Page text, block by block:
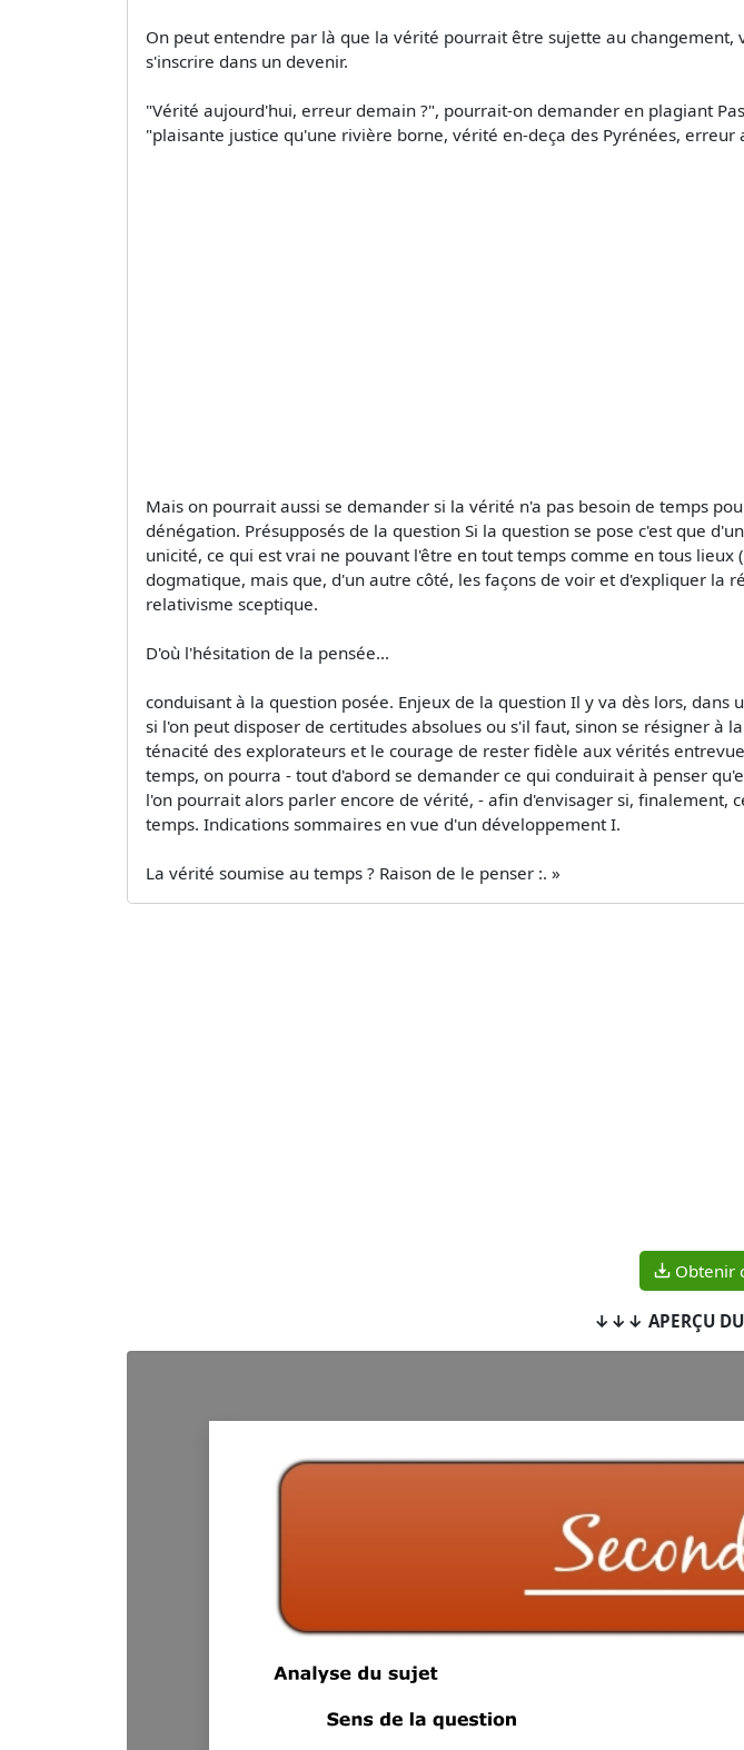
On peut entendre par là que la vérité pourrait être sujette au
s'inscrire dans un devenir.
"Vérité aujourd'hui, erreur demain ?", pourrait-on demander en plagiant
"plaisante justice qu'une rivière borne, vérité en-deça des Pyrénées, erreur
Mais on pourrait aussi se demander si la vérité n'a pas besoin de temps
dénégation. Présupposés de la question Si la question se pose c'est que
unicité, ce qui est vrai ne pouvant l'être en tout temps comme en tous
dogmatique, mais que, d'un autre côté, les façons de voir et d'expliquer la
relativisme sceptique.
D'où l'hésitation de la pensée...
conduisant à la question posée. Enjeux de la question Il y va dès lors,
si l'on peut disposer de certitudes absolues ou s'il faut, sinon se résigner
ténacité des explorateurs et le courage de rester fidèle aux vérités
temps, on pourra - tout d'abord se demander ce qui conduirait à penser
l'on pourrait alors parler encore de vérité, - afin d'envisager si, finalement,
temps. Indications sommaires en vue d'un développement I.
La vérité soumise au temps ? Raison de le penser :. »
Obtenir
↓↓↓ APERÇU